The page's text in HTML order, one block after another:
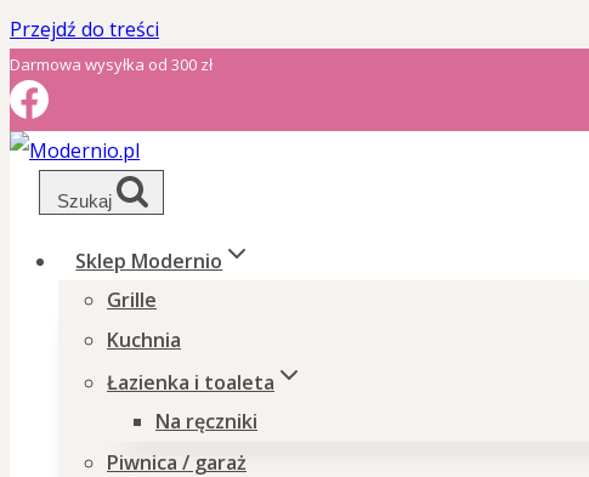
Przejdź do treści
Darmowa wysyłka od 300 zł
Szukaj
Sklep Modernio
Grille
Kuchnia
Łazienka i toaleta
Na ręczniki
Piwnica / garaż